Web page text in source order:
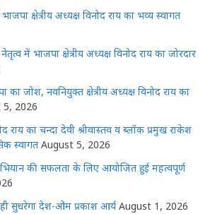
क्षेत्रीय अध्यक्ष विनोद राय का भव्य स्वागत
में भाजपा क्षेत्रीय अध्यक्ष विनोद राय का जोरदार
जोश, नवनियुक्त क्षेत्रीय अध्यक्ष विनोद राय का
2026
राय का चन्दा देवी श्रीवास्तव व ब्लॉक प्रमुख राकेश
स्वागत August 5, 2026
की सफलता के लिए आयोजित हुई महत्वपूर्ण
ही सुधरेगा देश-ओम प्रकाश आर्य August 1, 2026